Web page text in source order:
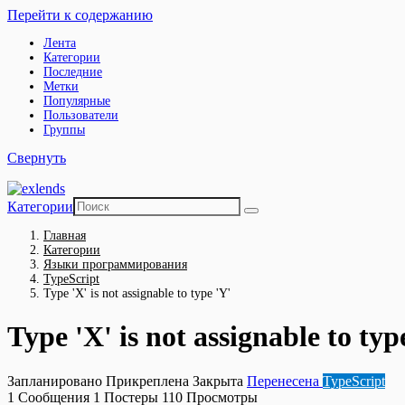
Перейти к содержанию
Лента
Категории
Последние
Метки
Популярные
Пользователи
Группы
Свернуть
Категории
Главная
Категории
Языки программирования
TypeScript
Type 'X' is not assignable to type 'Y'
Type 'X' is not assignable to
Запланировано Прикреплена Закрыта Перенесена TypeScript
1 Сообщения 1 Постеры 110 Просмотры